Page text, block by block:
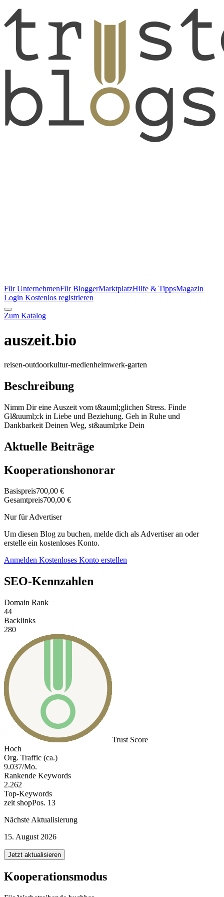
Für UnternehmenFür BloggerMarktplatzHilfe & TippsMagazin
Login Kostenlos registrieren
Zum Katalog
auszeit.bio
reisen-outdoorkultur-medienheimwerk-garten
Beschreibung
Nimm Dir eine Auszeit vom t&auml;glichen Stress. Finde
Gl&uuml;ck in Liebe und Beziehung. Geh in Ruhe und
Dankbarkeit Deinen Weg, st&auml;rke Dein
Aktuelle Beiträge
Kooperationshonorar
Basispreis700,00 €
Gesamtpreis700,00 €
Nur für Advertiser
Um diesen Blog zu buchen, melde dich als Advertiser an oder
erstelle ein kostenloses Konto.
Anmelden Kostenloses Konto erstellen
SEO-Kennzahlen
Domain Rank
44
Backlinks
280
Trust Score
Hoch
Org. Traffic (ca.)
9.037/Mo.
Rankende Keywords
2.262
Top-Keywords
zeit shopPos. 13
Nächste Aktualisierung
15. August 2026
Jetzt aktualisieren
Kooperationsmodus